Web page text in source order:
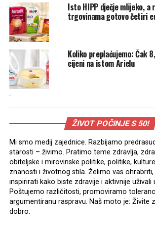
Isto HIPP dječje mlijeko, a
trgovinama gotovo četiri
Koliko preplaćujemo: Čak
cijeni na istom Arielu
.
ŽIVOT POČINJE S 50!
Mi smo medij zajednice. Razbijamo
starosti – živimo. Pratimo teme zdravlja,
obiteljske i mirovinske politike, politike,
znanosti i životnog stila. Želimo vas
inspirirati kako biste zdravije i aktivnije uživali
Poštujemo različitosti, promoviramo
argumentiranu raspravu. Naš moto je: Živite
dobro.